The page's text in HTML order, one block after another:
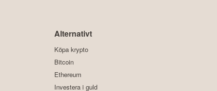
Alternativt
Köpa krypto
Bitcoin
Ethereum
Investera i guld